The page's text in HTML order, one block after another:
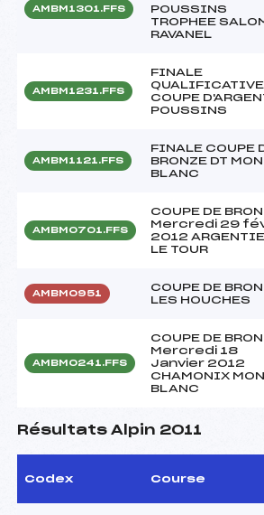
AMBM1301.FFS
POUSSINS
TROPHEE
RAVANEL
AMBM1231.FFS
FINALE
QUALIFICATIVE
COUPE
POUSSINS
AMBM1121.FFS
FINALE COUPE
BRONZE DT
BLANC
AMBM0701.FFS
COUPE DE
Mercredi 29
2012
LE TOUR
AMBM0951
COUPE DE
LES HOUCHES
AMBM0241.FFS
COUPE DE
Mercredi 18
Janvier 2012
CHAMONIX
BLANC
Résultats Alpin 2011
Codex Course